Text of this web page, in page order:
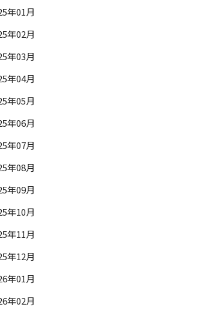
年01月
年02月
年03月
年04月
年05月
年06月
年07月
年08月
年09月
年10月
年11月
年12月
年01月
年02月